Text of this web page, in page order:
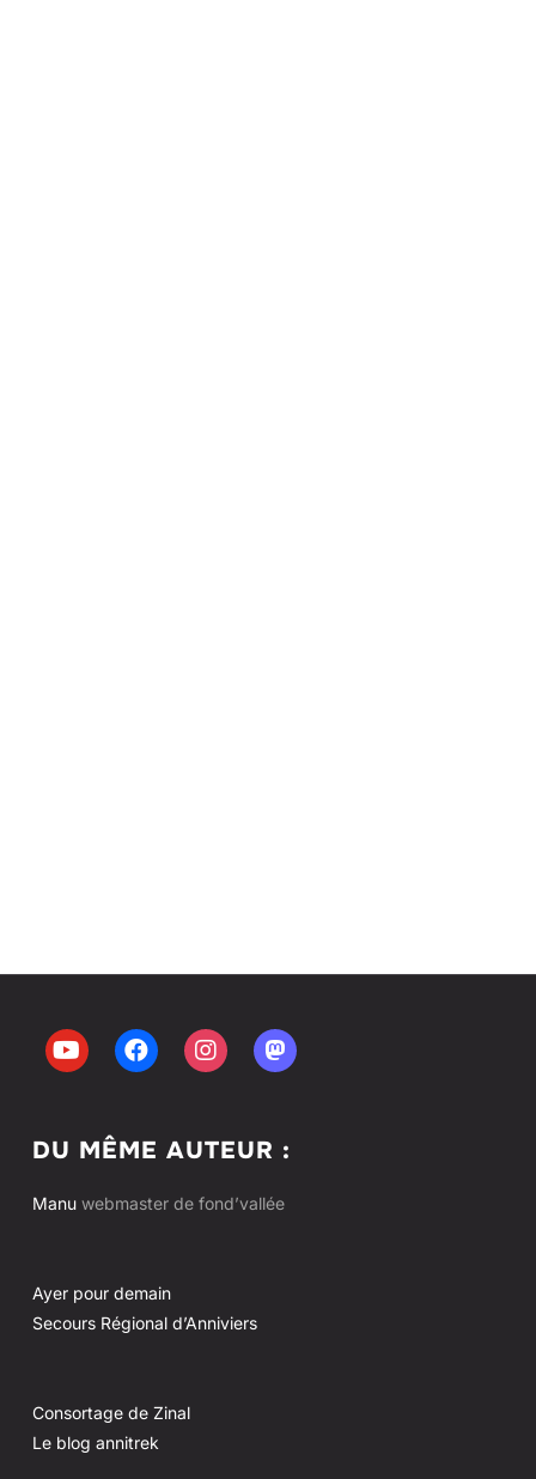
DU MÊME AUTEUR :
Manuwebmaster de fond’vallée
Ayer pour demain
Secours Régional d’Anniviers
Consortage de Zinal
Le blog annitrek